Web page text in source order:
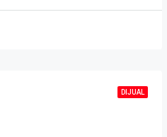
DIJUAL